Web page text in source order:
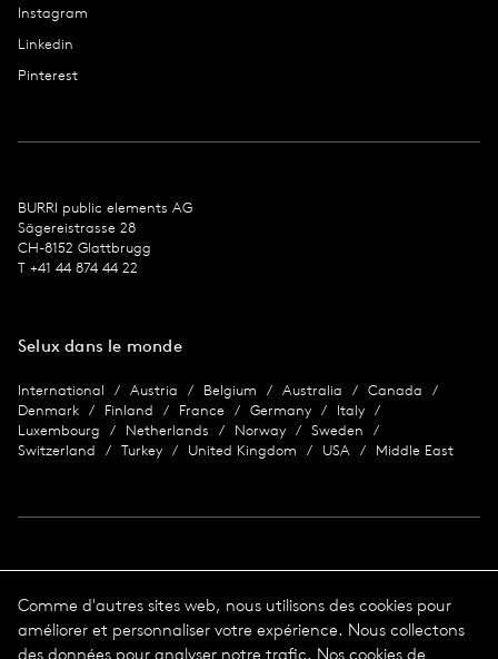
Instagram
Linkedin
Pinterest
BURRI public ele­ments AG
Sägereis­trasse 28
CH-8152 Glat­tbrugg
T +41 44 874 44 22
Selux dans le monde
International Austria Belgium Australia
Canada
Denmark
Finland France Germany
Italy
Luxembourg
Netherlands Norway
Sweden
Switzerland
Turkey United Kingdom USA Middle East
Protection des données
Impression
Comme d'autres sites web, nous utilisons des cookies pour
améliorer et personnaliser votre expérience. Nous collectons
des données pour analyser notre trafic. Nos cookies de